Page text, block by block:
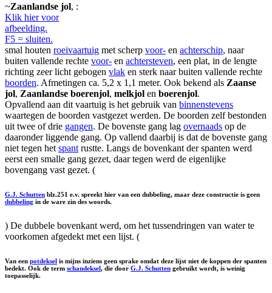
~Zaanlandse jol, :
Klik hier voor
afbeelding.
F5 = sluiten.
smal houten roeivaartuig met scherp voor- en achterschip, naar
buiten vallende rechte voor- en achtersteven, een plat, in de lengte
richting zeer licht gebogen vlak en sterk naar buiten vallende rechte
boorden. Afmetingen ca. 5,2 x 1,1 meter. Ook bekend als Zaanse
jol, Zaanlandse boerenjol, melkjol en boerenjol.
Opvallend aan dit vaartuig is het gebruik van binnenstevens
waartegen de boorden vastgezet werden. De boorden zelf bestonden
uit twee of drie gangen. De bovenste gang lag overnaads op de
daaronder liggende gang. Op vallend daarbij is dat de bovenste gang
niet tegen het spant rustte. Langs de bovenkant der spanten werd
eerst een smalle gang gezet, daar tegen werd de eigenlijke
bovengang vast gezet. (
G.J. Schutten blz.251 e.v. spreekt hier van een dubbeling, maar deze constructie is geen
dubbeling in de ware zin des woords.
) De dubbele bovenkant werd, om het tussendringen van water te
voorkomen afgedekt met een lijst. (
Van een potdeksel is mijns inziens geen sprake omdat deze lijst niet de koppen der spanten
bedekt. Ook de term schandeksel, die door G.J. Schutten gebruikt wordt, is weinig
toepasselijk.